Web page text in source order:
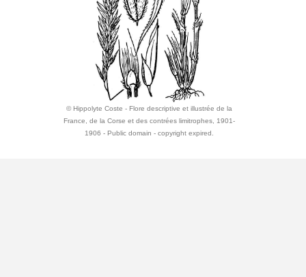
© Hippolyte Coste - Flore descriptive et illustrée de la
France, de la Corse et des contrées limitrophes, 1901-
1906 - Public domain - copyright expired.